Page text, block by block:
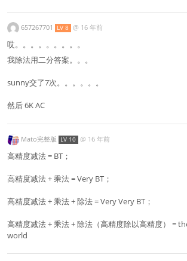
657267701 LV 8 @ 16 年前
哎。。。。。。。。。
我除法用二分答案。。。
sunny交了7次。。。。。。
然后 6K AC
Mato完整版 LV 10 @ 16 年前
高精度减法 = BT；
高精度减法 + 乘法 = Very BT；
高精度减法 + 乘法 + 除法 = Very Very BT；
高精度减法 + 乘法 + 除法（高精度除以高精度） =
world